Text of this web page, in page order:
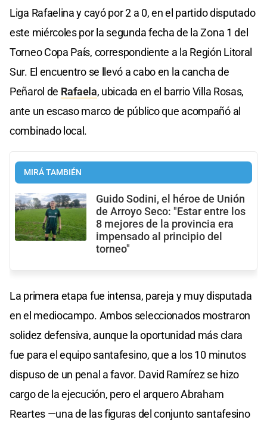
Liga Rafaelina y cayó por 2 a 0, en el partido disputado
este miércoles por la segunda fecha de la Zona 1 del
Torneo Copa País, correspondiente a la Región Litoral
Sur. El encuentro se llevó a cabo en la cancha de
Peñarol de Rafaela, ubicada en el barrio Villa Rosas,
ante un escaso marco de público que acompañó al
combinado local.
MIRÁ TAMBIÉN
Guido Sodini, el héroe de Unión
de Arroyo Seco: "Estar entre los
8 mejores de la provincia era
impensado al principio del
torneo"
La primera etapa fue intensa, pareja y muy disputada
en el mediocampo. Ambos seleccionados mostraron
solidez defensiva, aunque la oportunidad más clara
fue para el equipo santafesino, que a los 10 minutos
dispuso de un penal a favor. David Ramírez se hizo
cargo de la ejecución, pero el arquero Abraham
Reartes —una de las figuras del conjunto santafesino